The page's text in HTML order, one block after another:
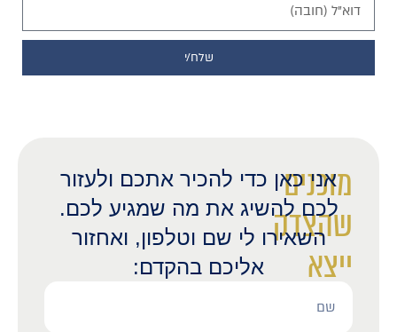
שלח/י
מוכנים
שהצדק
ייצא
לאור?
אני כאן כדי להכיר אתכם ולעזור
לכם להשיג את מה שמגיע לכם.
השאירו לי שם וטלפון, ואחזור
אליכם בהקדם: